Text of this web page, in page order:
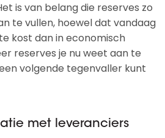
is van belang die reserves zo
te vullen, hoewel dat vandaag
kost dan in economisch
reserves je nu weet aan te
volgende tegenvaller kunt
met leveranciers